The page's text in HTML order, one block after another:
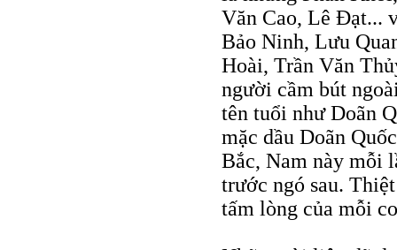
Văn Cao, Lê Đạt...
Bảo Ninh, Lưu
Hoài, Trần Văn
người cầm bút
tên tuổi như Doãn
mặc dầu Doãn
Bắc, Nam này mỗi
trước ngó sau.
tấm lòng của mỗi